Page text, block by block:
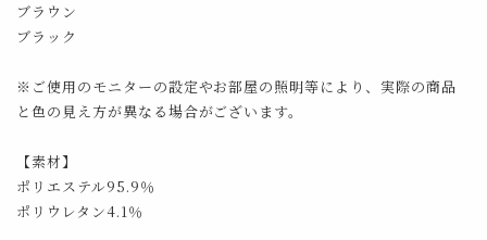
ブラウン
ブラック
※ご使用のモニターの設定やお部屋の照明等により、実際の商品
と色の見え方が異なる場合がございます。
【素材】
ポリエステル95.9％
ポリウレタン4.1％